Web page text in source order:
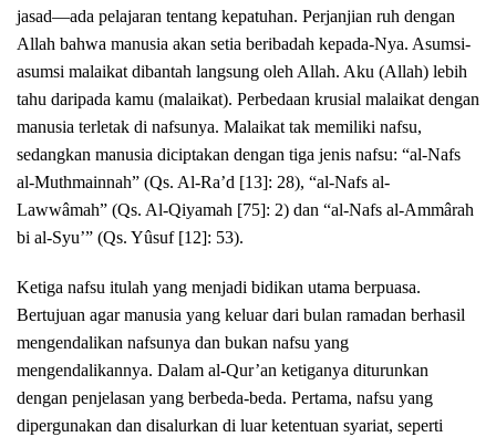
jasad—ada pelajaran tentang kepatuhan. Perjanjian ruh dengan
Allah bahwa manusia akan setia beribadah kepada-Nya. Asumsi-
asumsi malaikat dibantah langsung oleh Allah. Aku (Allah) lebih
tahu daripada kamu (malaikat). Perbedaan krusial malaikat dengan
manusia terletak di nafsunya. Malaikat tak memiliki nafsu,
sedangkan manusia diciptakan dengan tiga jenis nafsu: “al-Nafs
al-Muthmainnah” (Qs. Al-Ra’d [13]: 28), “al-Nafs al-
Lawwâmah” (Qs. Al-Qiyamah [75]: 2) dan “al-Nafs al-Ammârah
bi al-Syu’” (Qs. Yûsuf [12]: 53).
Ketiga nafsu itulah yang menjadi bidikan utama berpuasa.
Bertujuan agar manusia yang keluar dari bulan ramadan berhasil
mengendalikan nafsunya dan bukan nafsu yang
mengendalikannya. Dalam al-Qur’an ketiganya diturunkan
dengan penjelasan yang berbeda-beda. Pertama, nafsu yang
dipergunakan dan disalurkan di luar ketentuan syariat, seperti